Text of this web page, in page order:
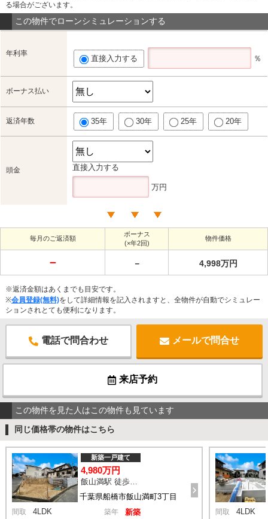
る場合がございます。
この物件でローンシミュレーションする
年利率
直接入力する ％
ボーナス払い
返済年数 35年 30年 25年 20年
頭金 直接入力する
万円
毎月のご返済額
ボーナス
(×年2回)
物件価格
－ － 4,998万円
※返済金額はあくまでも目安です。
※会員登録(無料)をして詳細情報を記入されますと、全物件が自動でシミュレー
ションされとても便利になります。
電話で問合わせ メールで問合せ
来店予約
この物件を見た人はこの物件も見ています
同じ価格帯の物件はこちら
千葉県船橋市飯山満町3丁目
新築一戸建て
4,980万円
間取 4LDK 築年 新築 間取 4LDK